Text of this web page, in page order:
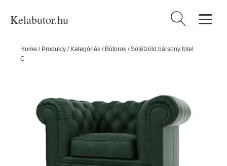
Kelabutor.hu Keresés:
Home / Produkty / Kategóriák / Bútorok /Sötétzöld bársony fotel
Cambridge – Ropez